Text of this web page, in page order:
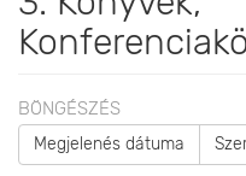
BÖNGÉSZÉS
Megjelenés dátuma